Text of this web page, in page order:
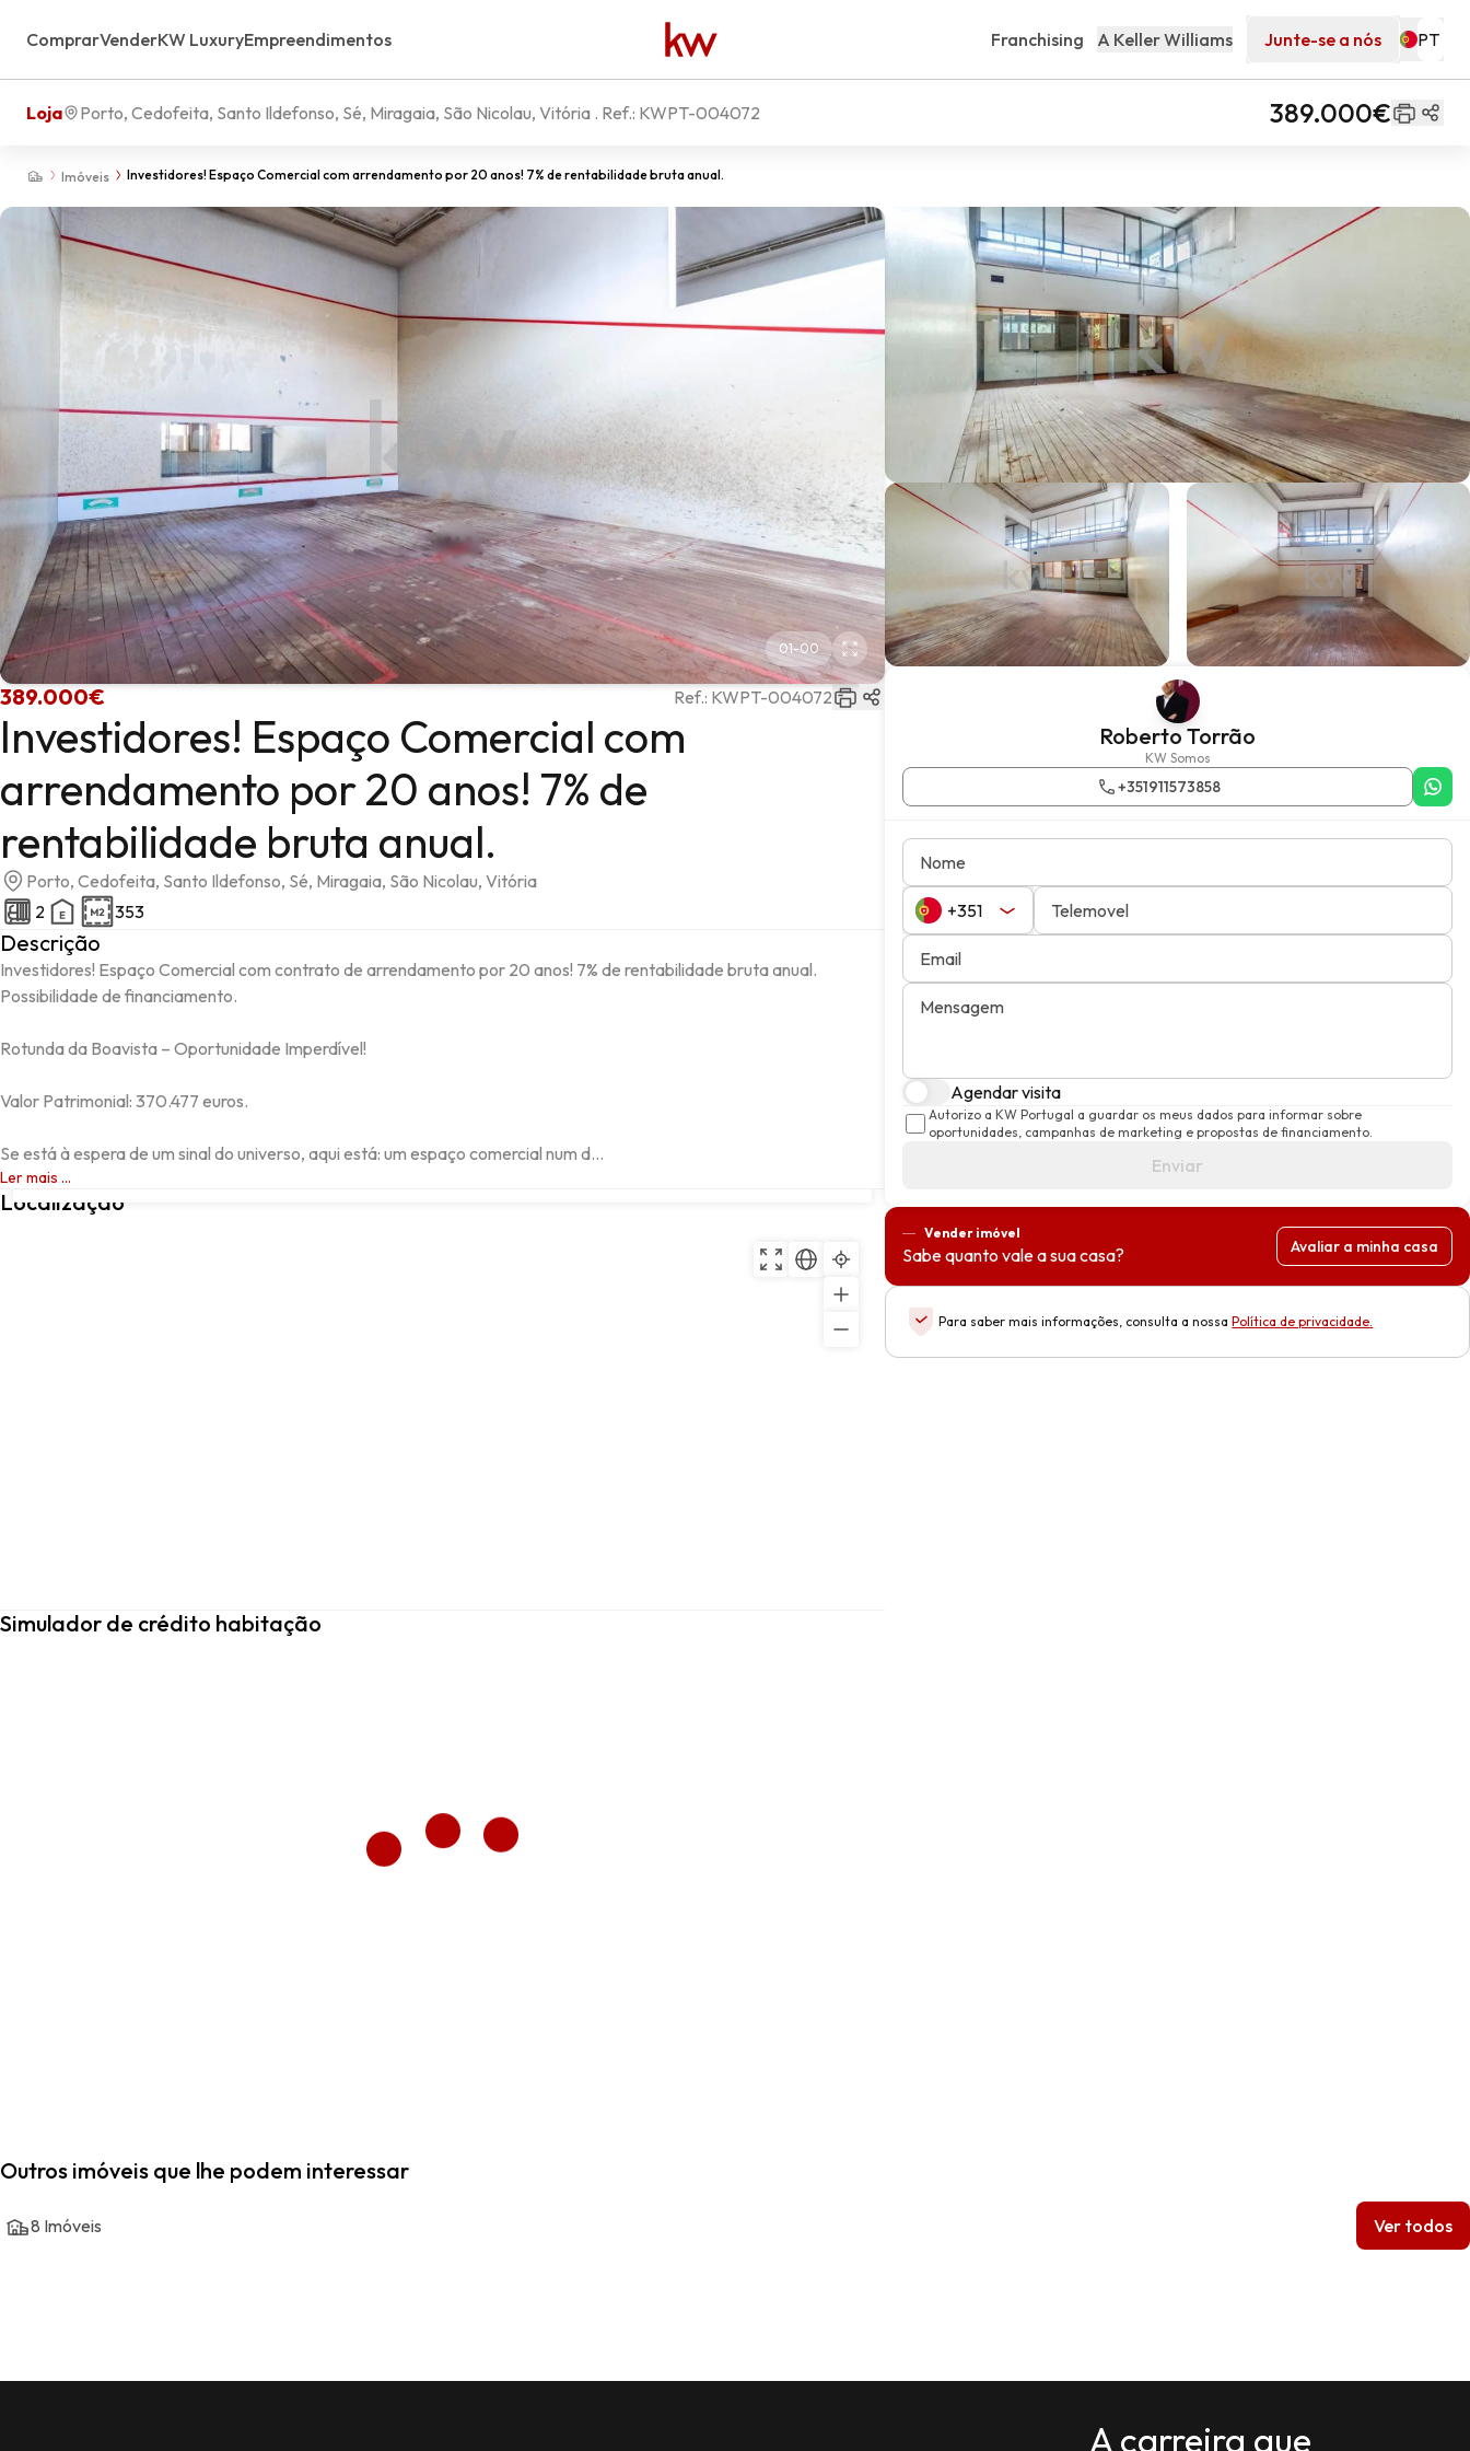
ComprarVenderKW LuxuryEmpreendimentos Franchising A Keller Williams Junte-se a nós
Imóveis Investidores! Espaço Comercial com arrendamento por 20 anos! 7% de rentabilidade bruta anual.
Loja Porto, Cedofeita, Santo Ildefonso, Sé, Miragaia, São Nicolau, Vitória . Ref.: KWPT-004072 389.000€
01-00
389.000€ Ref.: KWPT-004072
Investidores! Espaço Comercial com
arrendamento por 20 anos! 7% de
rentabilidade bruta anual.
Porto, Cedofeita, Santo Ildefonso, Sé, Miragaia, São Nicolau, Vitória
2
353
Descrição
Investidores! Espaço Comercial com contrato de arrendamento por 20 anos! 7% de rentabilidade bruta anual.
Possibilidade de financiamento.
Rotunda da Boavista – Oportunidade Imperdível!
Valor Patrimonial: 370.477 euros.
Se está à espera de um sinal do universo, aqui está: um espaço comercial num d...
Ler mais ...
Localização
Rua de Cedofeita, PORTO, 4050-182, Porto, Porto
Simulador de crédito habitação
Roberto Torrão
KW Somos
+351911573858
Nome
Telemovel
Email
Mensagem
Agendar visita
Autorizo a KW Portugal a guardar os meus dados para informar sobre
oportunidades, campanhas de marketing e propostas de financiamento.
Enviar
Vender imóvel
Sabe quanto vale a sua casa? Avaliar a minha casa
Para saber mais informações, consulta a nossa Política de privacidade.
Outros imóveis que lhe podem interessar
8 Imóveis Ver todos
A carreira que